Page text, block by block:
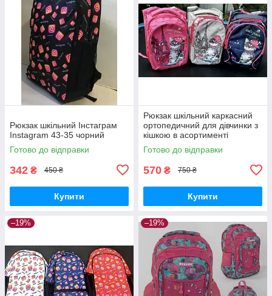
Рюкзак шкільний Інстаграм
Instagram 43-35 чорний
Готово до відправки
342 ₴ 450 ₴
Купити
Рюкзак шкільний каркасний
ортопедичний для дівчинки з
кішкою в асортименті
Готово до відправки
570 ₴ 750 ₴
Купити
–19% –19%